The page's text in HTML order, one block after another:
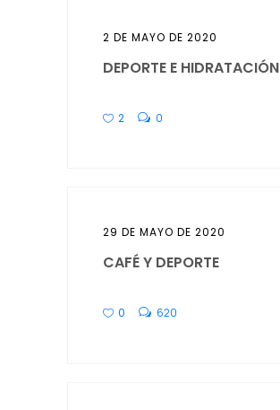
2 DE MAYO DE 2020
DEPORTE E HIDRATACIÓN
2 0
29 DE MAYO DE 2020
CAFÉ Y DEPORTE
0 620